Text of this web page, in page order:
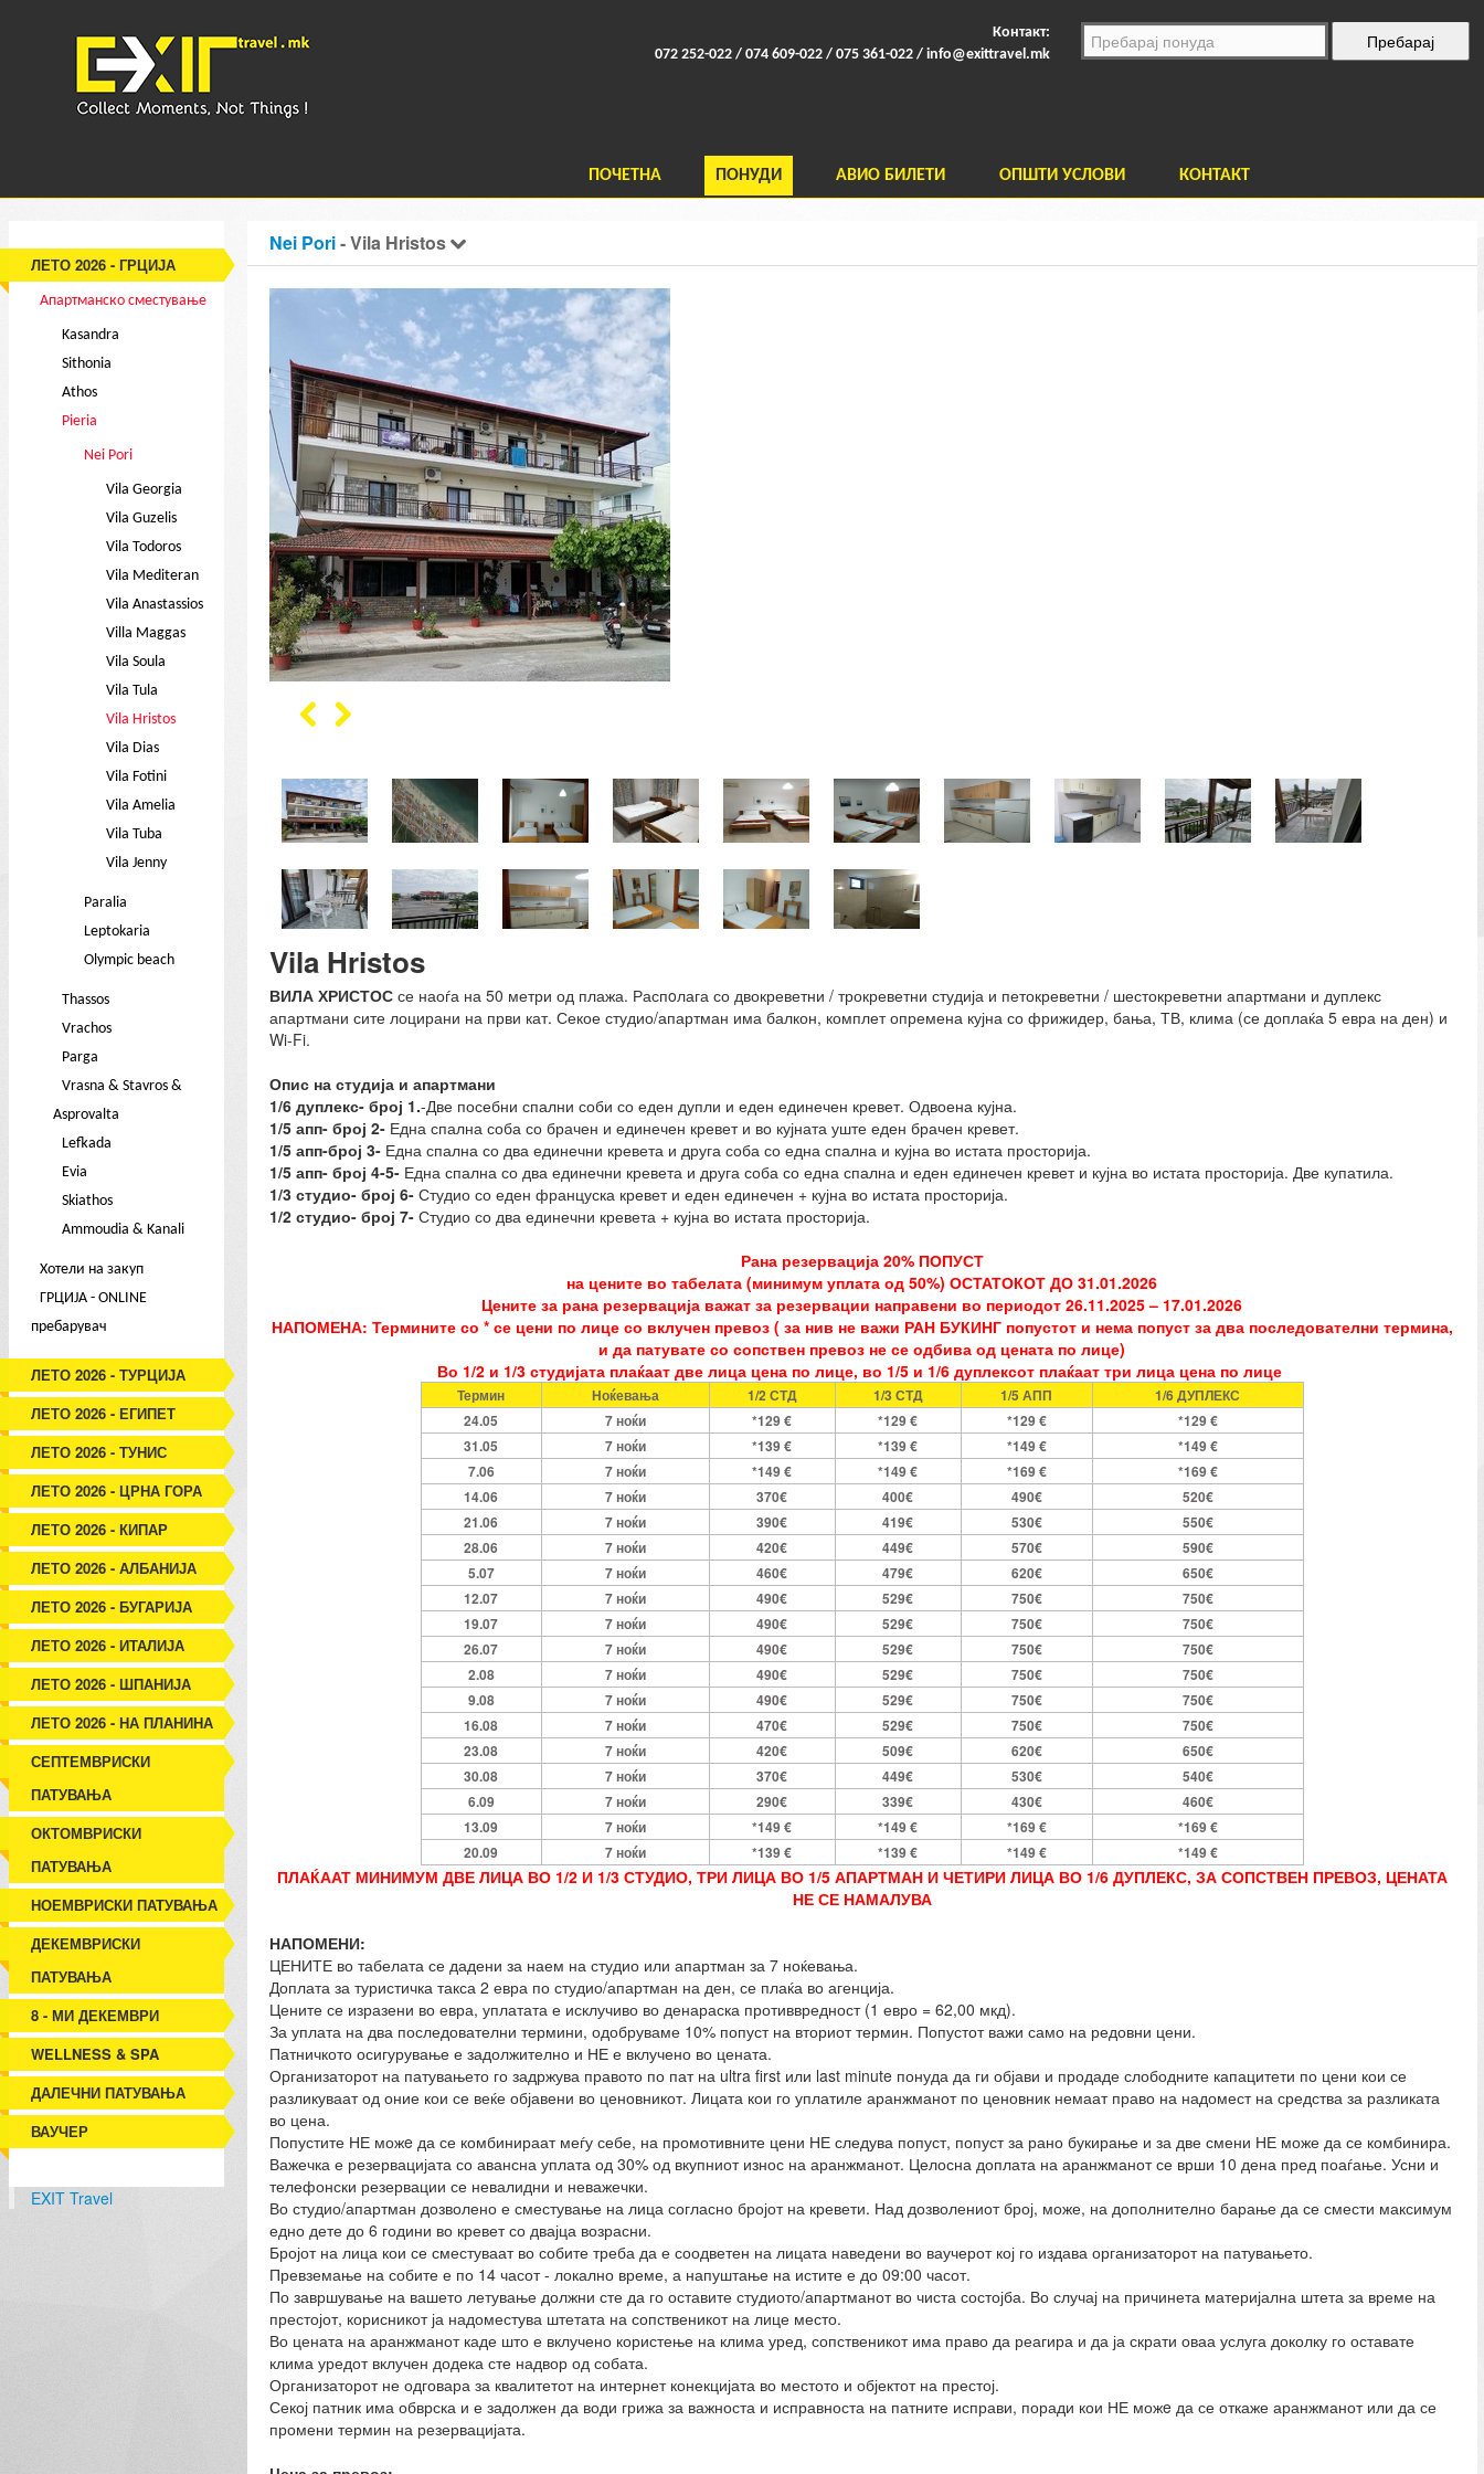
Контакт:
072 252-022 / 074 609-022 / 075 361-022 / info@exittravel.mk
ПОЧЕТНА ПОНУДИ АВИО БИЛЕТИ ОПШТИ УСЛОВИ КОНТАКТ
ЛЕТО 2026 - ГРЦИЈА
Апартманско сместување
Kasandra
Sithonia
Athos
Pieria
Nei Pori
Vila Georgia
Vila Guzelis
Vila Todoros
Vila Mediteran
Vila Anastassios
Villa Maggas
Vila Soula
Vila Tula
Vila Hristos
Vila Dias
Vila Fotini
Vila Amelia
Vila Tuba
Vila Jenny
Paralia
Leptokaria
Olympic beach
Thassos
Vrachos
Parga
Vrasna & Stavros &
Asprovalta
Lefkada
Evia
Skiathos
Ammoudia & Kanali
Хотели на закуп
ГРЦИЈА - ONLINE
пребарувач
ЛЕТО 2026 - ТУРЦИЈА
ЛЕТО 2026 - ЕГИПЕТ
ЛЕТО 2026 - ТУНИС
ЛЕТО 2026 - ЦРНА ГОРА
ЛЕТО 2026 - КИПАР
ЛЕТО 2026 - АЛБАНИЈА
ЛЕТО 2026 - БУГАРИЈА
ЛЕТО 2026 - ИТАЛИЈА
ЛЕТО 2026 - ШПАНИЈА
ЛЕТО 2026 - НА ПЛАНИНА
СЕПТЕМВРИСКИ
ПАТУВАЊА
ОКТОМВРИСКИ
ПАТУВАЊА
НОЕМВРИСКИ ПАТУВАЊА
ДЕКЕМВРИСКИ
ПАТУВАЊА
8 - МИ ДЕКЕМВРИ
WELLNESS & SPA
ДАЛЕЧНИ ПАТУВАЊА
ВАУЧЕР
EXIT Travel
Nei Pori- Vila Hristos
Vila Hristos
ВИЛА ХРИСТОСсе наоѓа на 50 метри од плажа. Распoлага со двокреветни / трокреветни студија и петокреветни / шестокреветни апартмани и дуплекс
апартмани сите лоцирани на први кат. Секое студио/апартман има балкон, комплет опремена кујна со фрижидер, бања, ТВ, клима (се доплаќа 5 евра на ден) и
Wi-Fi.
Опис на студија и апартмани
1/6 дуплекс- број 1.-Две посебни спални соби со еден дупли и еден единечен кревет. Одвоена кујна.
1/5 апп- број 2-Една спална соба со брачен и единечен кревет и во кујната уште еден брачен кревет.
1/5 апп-број 3-Една спална со два единечни кревета и друга соба со една спална и кујна во истата просторија.
1/5 апп- број 4-5- Една спална со два единечни кревета и друга соба со една спална и еден единечен кревет и кујна во истата просторија. Две купатила.
1/3 студио- број 6-Студио со еден француска кревет и еден единечен + кујна во истата просторија.
1/2 студио- број 7-Студио со два единечни кревета + кујна во истата просторија.
Рана резервација 20% ПОПУСТ
на цените во табелата (минимум уплата од 50%) ОСТАТОКОТ ДО 31.01.2026
Цените за рана резервација важат за резервации направени во периодот 26.11.2025– 17.01.2026
НАПОМЕНА: Термините со * се цени по лице со вклучен превоз ( за нив не важи РАН БУКИНГ попустот и нема попуст за два последователни термина,
и да патувате со сопствен превоз не се одбива од цената по лице)
Во 1/2 и 1/3 студијата плаќаат две лица цена по лице, во 1/5 и 1/6 дуплексот плаќаат три лица цена по лице
Термин Ноќевања 1/2 СТД 1/3 СТД 1/5 АПП
1/6 ДУПЛЕКС
24.05
7 ноќи *129 € *129 € *129 €
*129 €
31.05
7 ноќи *139 € *139 € *149 €
*149 €
7.06
7 ноќи *149 € *149 € *169 €
*169 €
14.06
7 ноќи 370€ 400€ 490€
520€
21.06
7 ноќи 390€ 419€ 530€
550€
28.06
7 ноќи 420€ 449€ 570€
590€
5.07
7 ноќи 460€ 479€ 620€
650€
12.07
7 ноќи 490€ 529€ 750€
750€
19.07
7 ноќи 490€ 529€ 750€
750€
26.07
7 ноќи 490€ 529€ 750€
750€
2.08
7 ноќи 490€ 529€ 750€
750€
9.08
7 ноќи 490€ 529€ 750€
750€
16.08
7 ноќи 470€ 529€ 750€
750€
23.08
7 ноќи 420€ 509€ 620€
650€
30.08
7 ноќи 370€ 449€ 530€
540€
6.09
7 ноќи 290€ 339€ 430€
460€
13.09
7 ноќи *149 € *149 € *169 €
*169 €
20.09
7 ноќи *139 € *139 € *149 € *149 €
ПЛАЌААТ МИНИМУМ ДВЕ ЛИЦА ВО 1/2 И 1/3 СТУДИО, ТРИ ЛИЦА ВО 1/5 АПАРТМАН И ЧЕТИРИ ЛИЦА ВО 1/6 ДУПЛЕКС, ЗА СОПСТВЕН ПРЕВОЗ, ЦЕНАТА
НЕ СЕ НАМАЛУВА
НАПОМЕНИ:
ЦЕНИТЕ во табелата се дадени за наем на студио или апартман за 7 ноќевања.
Доплата за туристичка такса 2 евра по студио/апартман на ден, се плаќа во агенција.
Цените се изразени во евра, уплатата е исклучиво во денараска противвредност (1 евро = 62,00 мкд).
За уплата на два последователни термини, одобруваме 10% попуст на вториот термин. Попустот важи само на редовни цени.
Патничкото осигурување е задолжително и НЕ е вклучено во цената.
Организаторот на патувањето го задржува правото по пат на ultra first или last minute понуда да ги објави и продаде слободните капацитети по цени кои се
разликуваат од оние кои се веќе објавени во ценовникот. Лицата кои го уплатиле аранжманот по ценовник немаат право на надомест на средства за разликата
во цена.
Попустите НЕ можe да се комбинираат меѓу себе, на промотивните цени НЕ следува попуст, попуст за рано букирање и за две смени НЕ може да се комбинира.
Важечка е резервацијата со авансна уплата од 30% од вкупниот износ на аранжманот. Целосна доплата на аранжманот се врши 10 дена пред поаѓање. Усни и
телефонски резервации се невалидни и неважечки.
Во студио/апартман дозволено е сместување на лица согласно бројот на кревети. Над дозволениот број, може, на дополнително барање да се смести максимум
едно дете до 6 години во кревет со двајца возрасни.
Бројот на лица кои се сместуваат во собите треба да е соодветен на лицата наведени во ваучерот кој го издава организаторот на патувањето.
Превземање на собите е по 14 часот - локално време, а напуштање на истите е до 09:00 часот.
По завршување на вашето летување должни сте да го оставите студиото/апартманот во чиста состојба. Во случај на причинета материјална штета за време на
престојот, корисникот ја надоместува штетата на сопственикот на лице место.
Во цената на аранжманот каде што е вклучено користење на клима уред, сопственикот има право да реагира и да ја скрати оваа услуга доколку го оставате
клима уредот вклучен додека сте надвор од собата.
Организаторот не одговара за квалитетот на интернет конекцијата во местото и објектот на престој.
Секој патник има обврска и е задолжен да води грижа за важноста и исправноста на патните исправи, поради кои НЕ можe да се откаже аранжманот или да се
промени термин на резервацијата.